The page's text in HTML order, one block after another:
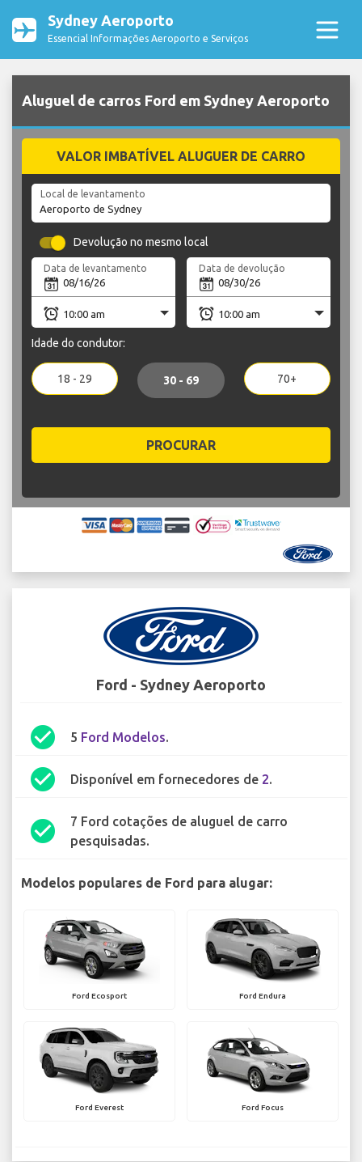
Sydney Aeroporto
Essencial Informações Aeroporto e Serviços
Aluguel de carros Ford em Sydney Aeroporto
VALOR IMBATÍVEL ALUGUER DE CARRO
Local de levantamento
Devolução no mesmo local
Data de levantamento Data de devolução
Idade do condutor:
18 - 29 30 - 69 70+
PROCURAR
Ford - Sydney Aeroporto
check_circle 5 Ford Modelos.
check_circle Disponível em fornecedores de 2.
check_circle
7 Ford cotações de aluguel de carro
pesquisadas.
Modelos populares de Ford para alugar:
Ford Ecosport Ford Endura
Ford Everest Ford Focus